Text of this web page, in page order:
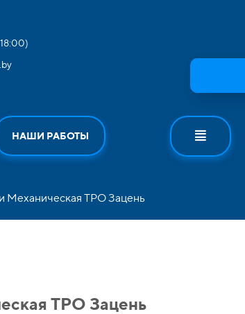
НАШИ РАБОТЫ
Механическая ТРО Зацень
ТРО Зацень